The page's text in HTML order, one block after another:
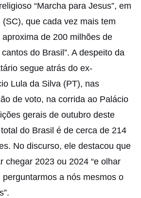
“Marcha para Jesus”, em
que cada vez mais tem
aproxima de 200 milhões de
do Brasil”. A despeito da
segue atrás do ex-
Lula da Silva (PT), nas
de voto, na corrida ao Palácio
gerais de outubro deste
do Brasil é de cerca de 214
No discurso, ele destacou que
chegar 2023 ou 2024 “e olhar
a nós mesmos o